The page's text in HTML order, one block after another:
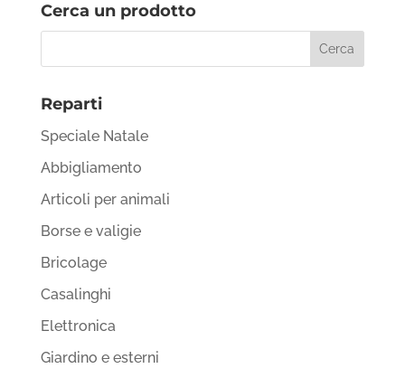
Cerca un prodotto
Reparti
Speciale Natale
Abbigliamento
Articoli per animali
Borse e valigie
Bricolage
Casalinghi
Elettronica
Giardino e esterni